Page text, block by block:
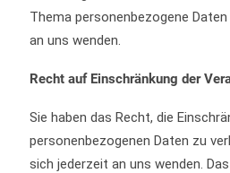
Thema personenbezogene
an uns wenden.
Recht auf Einschränkung der
Sie haben das Recht, die
personenbezogenen Daten zu
sich jederzeit an uns wenden.